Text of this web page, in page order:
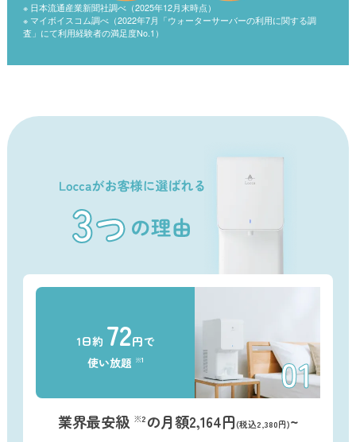
※ 日本流通産業新聞社調べ（2025年12月末時点）
※ マイボイスコム調べ（2022年7月「ウォーターサーバーの利用に関する調
査」にて利用経験者の満足度No.1）
1日約 72円で
使い放題 ※1
業界最安級 ※2の月額2,164円(税込2,380円)~